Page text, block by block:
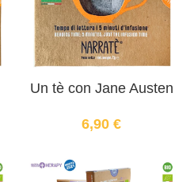
Un tè con Jane Austen
6,90 €